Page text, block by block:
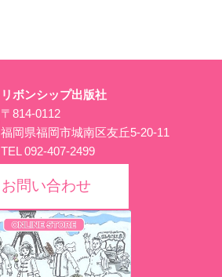
リボンシップ出版社
〒814-0112
福岡県福岡市城南区友丘5-20-11
TEL 092-407-2499
お問い合わせ